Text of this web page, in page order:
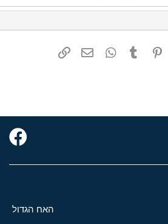
Reddit
Pinterest
Tumblr
WhatsAppדואר אלקטרוני
האח הגדול